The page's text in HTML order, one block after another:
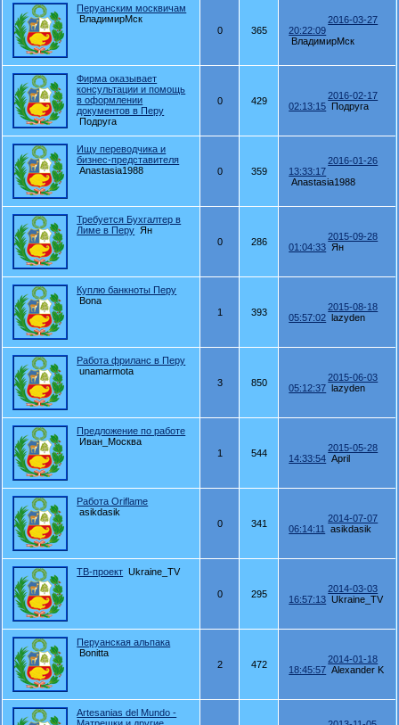
Перуанским москвичам
ВладимирМск
0
365
2016-03-27
20:22:09
ВладимирМск
Фирма оказывает
консультации и помощь
в оформлении
документов в Перу
Подруга
0 429
2016-02-17
02:13:15 Подруга
Ищу переводчика и
бизнес-представителя
Anastasia1988
0 359
2016-01-26
13:33:17
Anastasia1988
Требуется Бухгалтер в
Лиме в Перу Ян
0
286
2015-09-28
01:04:33 Ян
Куплю банкноты Перу
Bona
1
393
2015-08-18
05:57:02 lazyden
Работа фриланс в Перу
unamarmota
3
850
2015-06-03
05:12:37 lazyden
Предложение по работе
Иван_Москва
1
544
2015-05-28
14:33:54 April
Работа Oriflame
asikdasik
0
341
2014-07-07
06:14:11
asikdasik
ТВ-проект Ukraine_TV
0 295
2014-03-03
16:57:13 Ukraine_TV
Перуанская альпака
Bonitta
2
472
2014-01-18
18:45:57 Alexander K
Artesanias del Mundo -